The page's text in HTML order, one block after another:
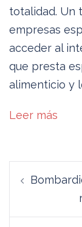
totalidad. Un
empresas
acceder al
que presta
alimenticio y
Leer más
de
entradas